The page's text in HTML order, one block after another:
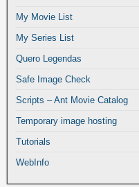
My Movie List
My Series List
Quero Legendas
Safe Image Check
Scripts – Ant Movie Catalog
Temporary image hosting
Tutorials
WebInfo